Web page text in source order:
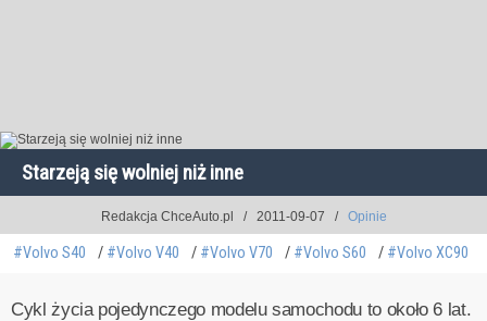
Starzeją się wolniej niż inne
Redakcja ChceAuto.pl 2011-09-07 Opinie
#Volvo S40 #Volvo V40 #Volvo V70 #Volvo S60 #Volvo XC90
Cykl życia pojedynczego modelu samochodu to około 6 lat.